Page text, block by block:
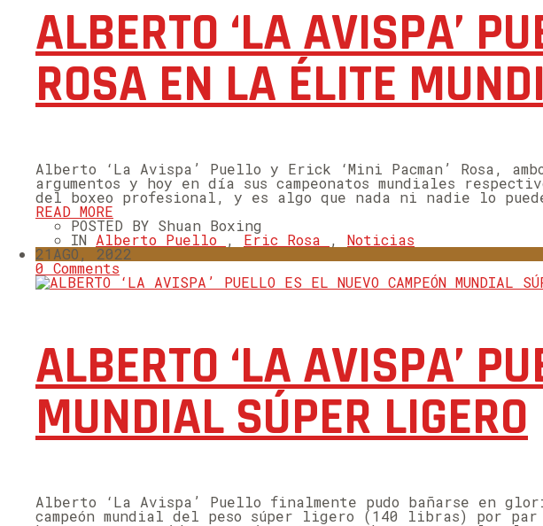
ALBERTO ‘LA AVISPA’
ROSA EN LA ÉLITE
Alberto ‘La Avispa’ Puello y Erick ‘Mini Pacman’ Rosa,
argumentos y hoy en día sus campeonatos mundiales
del boxeo profesional, y es algo que nada ni nadie lo
READ MORE
POSTED BY Shuan Boxing
IN Alberto Puello , Eric Rosa , Noticias
21 AGO, 2022
0 Comments
ALBERTO ‘LA AVISPA’
MUNDIAL SÚPER LIGERO
Alberto ‘La Avispa’ Puello finalmente pudo bañarse en
campeón mundial del peso súper ligero (140 libras) por par